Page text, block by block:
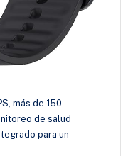
más de 150
de salud
para un